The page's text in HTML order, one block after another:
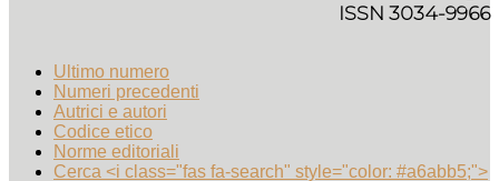
ISSN 3034-9966
Ultimo numero
Numeri precedenti
Autrici e autori
Codice etico
Norme editoriali
Cerca <i class="fas fa-search" style="color: #a6abb5;">